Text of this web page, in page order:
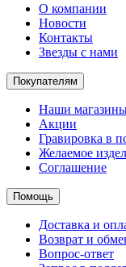
О компании
Новости
Контакты
Звезды с нами
Покупателям
Наши
Акции
Гравировка в
Желаемое
Соглашение
Помощь
Доставка и
Возврат и
Вопрос-ответ